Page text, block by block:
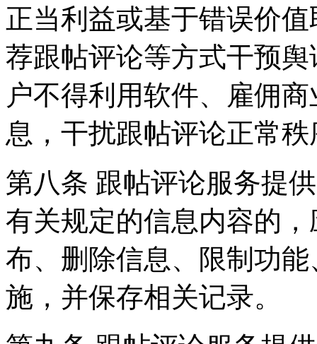
正当利益或基于错误价
荐跟帖评论等方式干预
户不得利用软件、雇佣
息，干扰跟帖评论正常
第八条 跟帖评论服务提
有关规定的信息内容的
布、删除信息、限制功
施，并保存相关记录。